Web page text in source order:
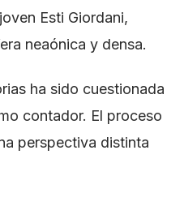
Esti Giordani,
neaónica y densa.
ha sido cuestionada
contador. El proceso
perspectiva distinta